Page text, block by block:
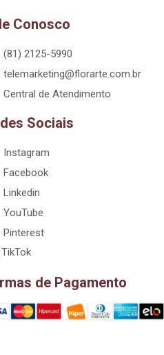
Conosco
(81) 2125-5990
telemarketing@florarte.com.br
Central de Atendimento
Sociais
Instagram
Facebook
Linkedin
YouTube
Pinterest
TikTok
de Pagamento